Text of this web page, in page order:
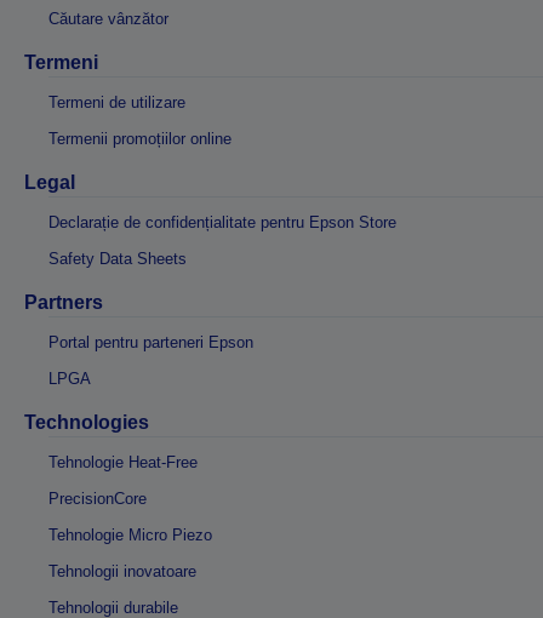
Căutare vânzător
Termeni
Termeni de utilizare
Termenii promoțiilor online
Legal
Declarație de confidențialitate pentru Epson Store
Safety Data Sheets
Partners
Portal pentru parteneri Epson
LPGA
Technologies
Tehnologie Heat-Free
PrecisionCore
Tehnologie Micro Piezo
Tehnologii inovatoare
Tehnologii durabile